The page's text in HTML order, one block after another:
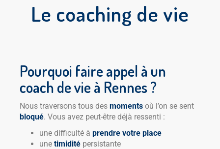
Le coaching de vie
Pourquoi faire appel à un
coach de vie à Rennes ?
Nous traversons tous des moments où l’on se sent
bloqué. Vous avez peut-être déjà ressenti :
une difficulté à prendre votre place
une timidité persistante